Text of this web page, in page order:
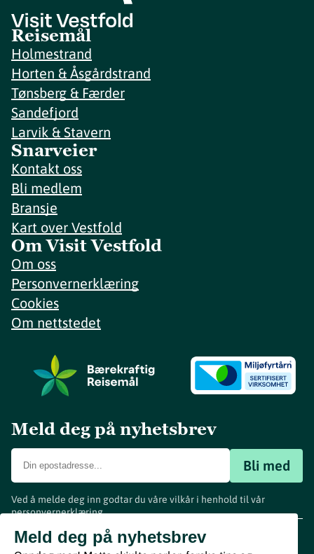
Reisemål
Holmestrand
Horten & Åsgårdstrand
Tønsberg & Færder
Sandefjord
Larvik & Stavern
Snarveier
Kontakt oss
Bli medlem
Bransje
Kart over Vestfold
Om Visit Vestfold
Om oss
Personvernerklæring
Cookies
Om nettstedet
Meld deg på nyhetsbrev
Bli med
Ved å melde deg inn godtar du våre vilkår i henhold til vår
personvernerklæring.
Meld deg på nyhetsbrev
www.visitvestfold.com
Turistinformasjon